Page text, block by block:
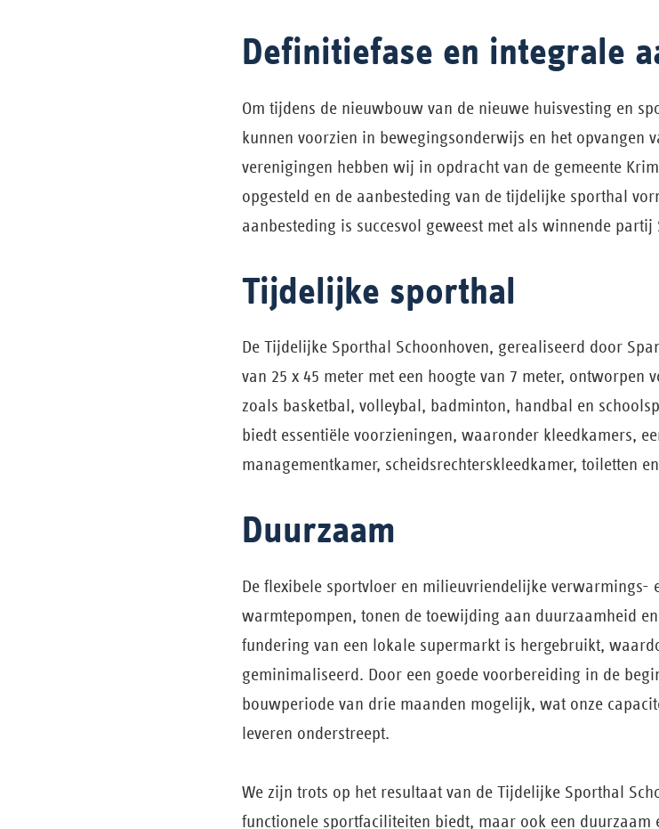
Definitiefase en integrale
Om tijdens de nieuwbouw van de nieuwe huisvesting en
kunnen voorzien in bewegingsonderwijs en het opvangen
verenigingen hebben wij in opdracht van de gemeente
opgesteld en de aanbesteding van de tijdelijke sporthal
aanbesteding is succesvol geweest met als winnende partij
Tijdelijke sporthal
De Tijdelijke Sporthal Schoonhoven, gerealiseerd door
van 25 x 45 meter met een hoogte van 7 meter, ontworpen
zoals basketbal, volleybal, badminton, handbal en
biedt essentiële voorzieningen, waaronder kleedkamers,
managementkamer, scheidsrechterskleedkamer, toiletten
Duurzaam
De flexibele sportvloer en milieuvriendelijke verwarmings-
warmtepompen, tonen de toewijding aan duurzaamheid
fundering van een lokale supermarkt is hergebruikt,
geminimaliseerd. Door een goede voorbereiding in de
bouwperiode van drie maanden mogelijk, wat onze
leveren onderstreept.
We zijn trots op het resultaat van de Tijdelijke Sporthal
functionele sportfaciliteiten biedt, maar ook een duurzaam